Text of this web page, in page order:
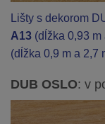
Lišty s dekorom
A13 (dĺžka 0,93 m
(dĺžka 0,9 m a 2,7
DUB OSLO: v